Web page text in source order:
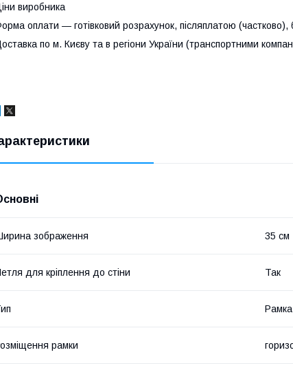
виробника
оплати ― готівковий розрахунок, післяплатою (частково),
по м. Києву та в регіони України (транспортними
зображення 35 см
для кріплення до стіни Так
Рамка
рамки